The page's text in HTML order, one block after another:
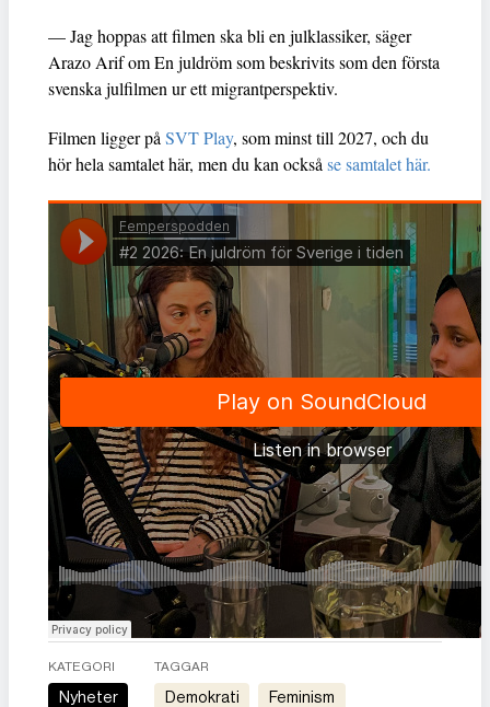
— Jag hoppas att filmen ska bli en julklassiker, säger
Arazo Arif om En juldröm som beskrivits som den första
svenska julfilmen ur ett migrantperspektiv.
Filmen ligger påSVT Play, som minst till 2027, och du
hör hela samtalet här, men du kan ocksåse samtalet här.
KATEGORI
Nyheter
TAGGAR
demokrati feminism